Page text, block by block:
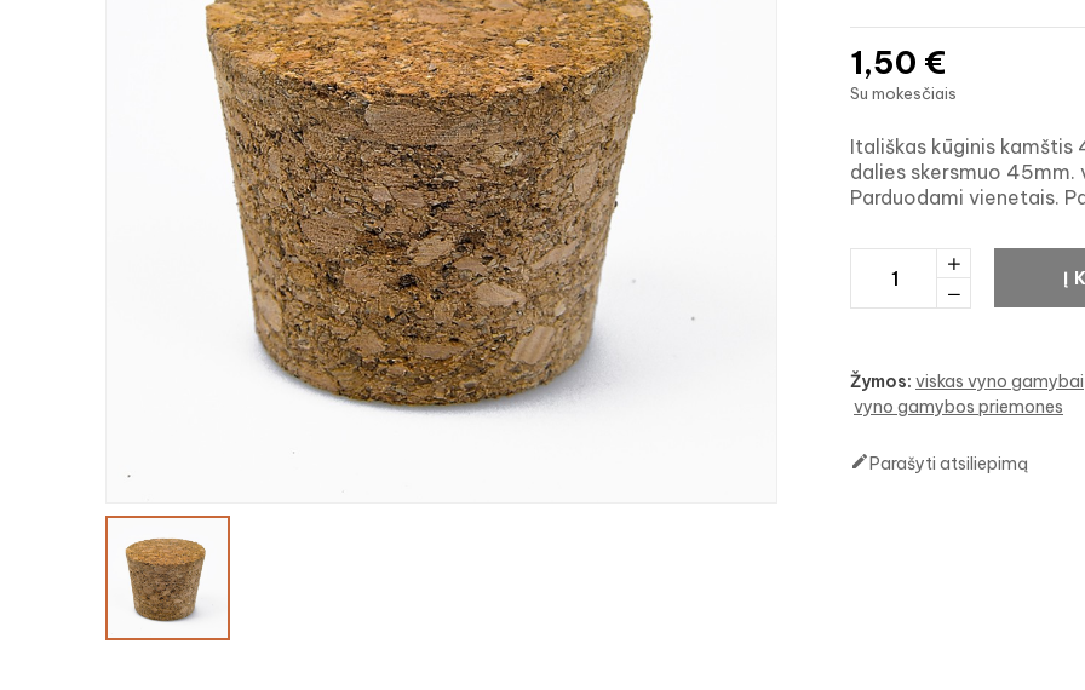
1,50 €
Su mokesčiais
Itališkas kūginis
dalies skersmuo 45mm.
Parduodami vienetais.
Į
Žymos: viskas vyno gamybai
vyno gamybos priemones
Parašyti atsiliepimą